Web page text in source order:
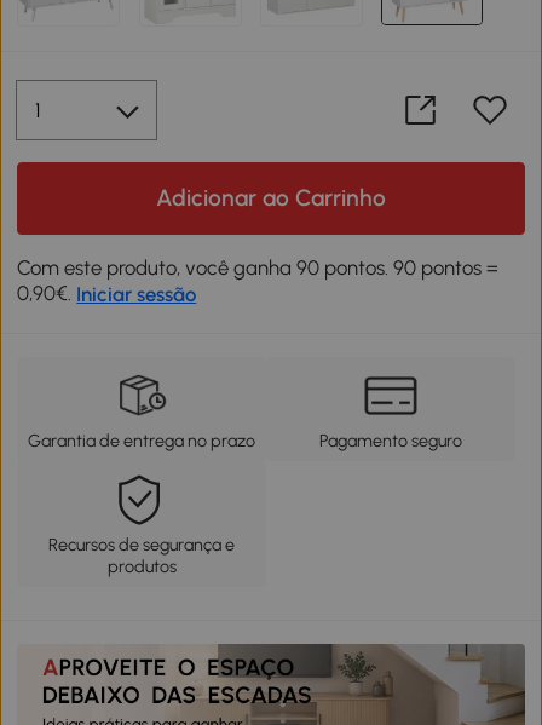
Adicionar ao Carrinho
Com este produto, você ganha 90 pontos. 90 pontos =
0,90€. Iniciar sessão
Garantia de entrega no prazo Pagamento seguro
Recursos de segurança e
produtos